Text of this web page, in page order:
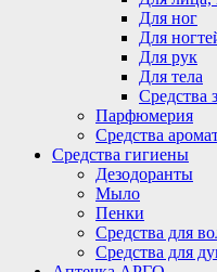
Для ног
Для
Для рук
Для тела
Средства
Парфюмерия
Средства
Средства гигиены
Дезодоранты
Мыло
Пенки
Средства для
Средства для